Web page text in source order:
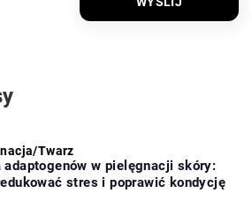
/Twarz
adaptogenów w pielęgnacji skóry:
stres i poprawić kondycję